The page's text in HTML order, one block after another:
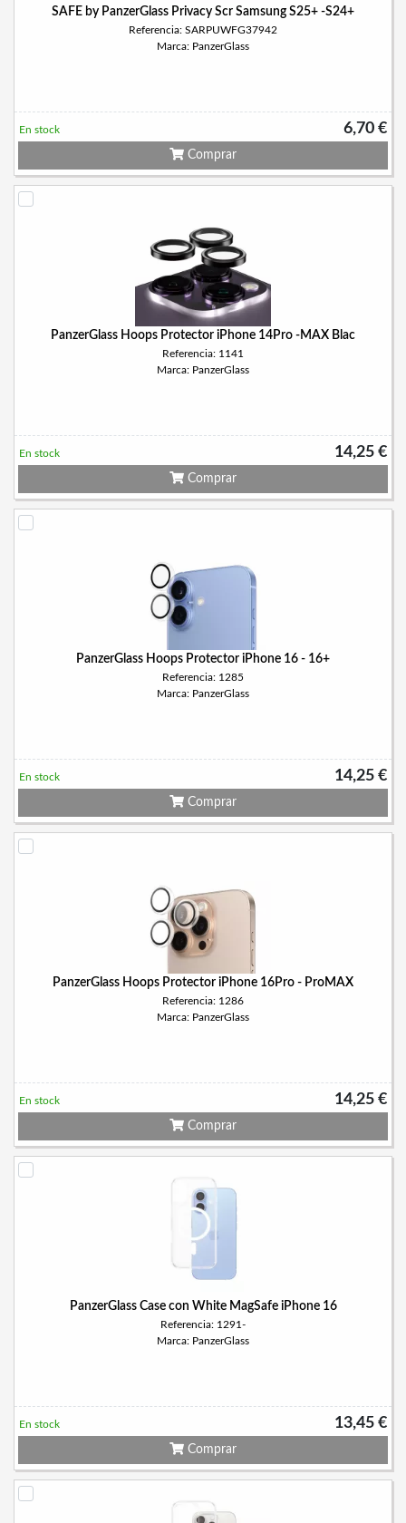
SAFE by PanzerGlass Privacy Scr Samsung S25+ -S24+
Referencia: SARPUWFG37942
Marca: PanzerGlass
6,70 €
En stock
Comprar
PanzerGlass Hoops Protector iPhone 14Pro -MAX Blac
Referencia: 1141
Marca: PanzerGlass
14,25 €
En stock
Comprar
PanzerGlass Hoops Protector iPhone 16 - 16+
Referencia: 1285
Marca: PanzerGlass
14,25 €
En stock
Comprar
PanzerGlass Hoops Protector iPhone 16Pro - ProMAX
Referencia: 1286
Marca: PanzerGlass
14,25 €
En stock
Comprar
PanzerGlass Case con White MagSafe iPhone 16
Referencia: 1291-
Marca: PanzerGlass
13,45 €
En stock
Comprar